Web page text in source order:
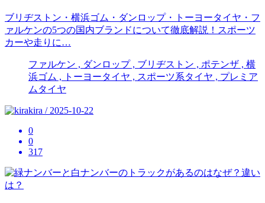
ブリヂストン・横浜ゴム・ダンロップ・トーヨータイヤ・フ
ァルケンの5つの国内ブランドについて徹底解説！スポーツ
カーや走りに…
ファルケン , ダンロップ , ブリヂストン , ポテンザ , 横
浜ゴム , トーヨータイヤ , スポーツ系タイヤ , プレミア
ムタイヤ
kira / 2025-10-22
0
0
317